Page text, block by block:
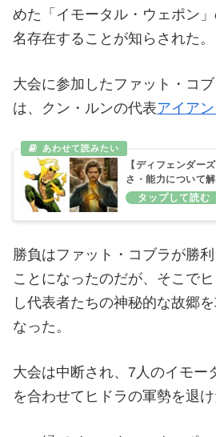
めた「イモータル・ウェポン
名存在することが知らされた。
大会に参加したファット・コ
は、クン・ルンの代表アイア
【ディフェンダー
さ・能力について
勝負はファット・コブラが勝
ことになったのだが、そこで
し代表者たちの神秘的な故郷
なった。
大会は中断され、7人のイモー
を合わせてヒドラの軍勢を退け